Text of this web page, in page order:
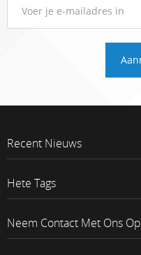
Recent Nieuws
Hete Tags
Neem Contact Met Ons Op